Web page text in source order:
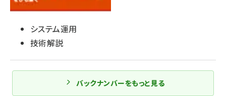
システム運用
技術解説
バックナンバーをもっと見る